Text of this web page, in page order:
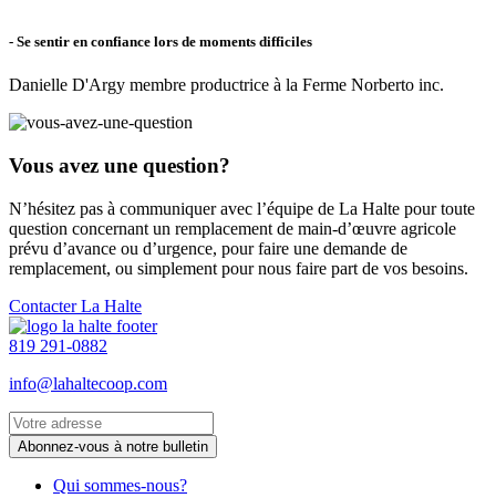
- Se sentir en confiance lors de moments difficiles
Danielle D'Argy membre productrice à la Ferme Norberto inc.
Vous avez une question?
N’hésitez pas à communiquer avec l’équipe de La Halte pour toute
question concernant un remplacement de main-d’œuvre agricole
prévu d’avance ou d’urgence, pour faire une demande de
remplacement, ou simplement pour nous faire part de vos besoins.
Contacter La Halte
819 291-0882
info@lahaltecoop.com
Qui sommes-nous?